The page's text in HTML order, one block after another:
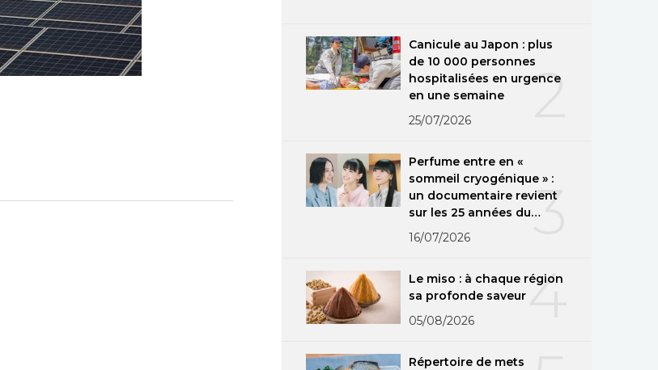
2
Canicule au Japon : plus
de 10 000 personnes
hospitalisées en urgence
en une semaine
25/07/2026
3
Perfume entre en «
sommeil cryogénique » :
un documentaire revient
sur les 25 années du
groupe
16/07/2026
4
Le miso : à chaque région
sa profonde saveur
05/08/2026
Répertoire de mets